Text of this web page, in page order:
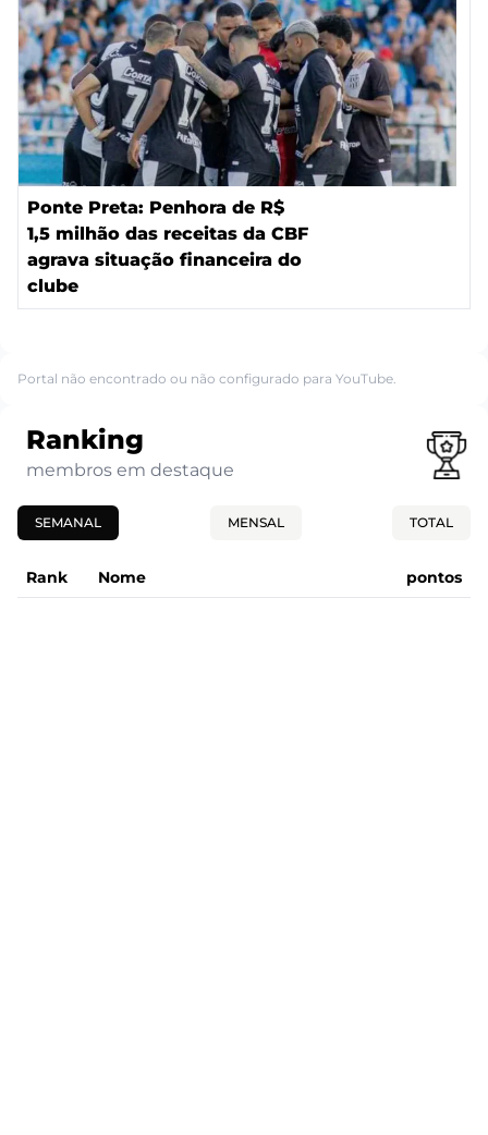
Ponte Preta: Penhora de R$
1,5 milhão das receitas da CBF
agrava situação financeira do
clube
Portal não encontrado ou não configurado para YouTube.
Ranking
membros em destaque
SEMANAL MENSAL TOTAL
Rank Nome pontos